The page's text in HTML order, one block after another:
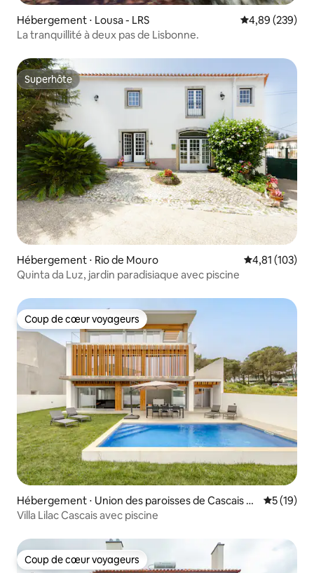
Hébergement ⋅ Lousa - LRS Évaluation
4,89 (239)
La tranquillité à deux pas de Lisbonne.
Superhôte
Superhôte
Hébergement ⋅ Rio de Mouro Évaluation
4,81 (103)
Quinta da Luz, jardin paradisiaque avec piscine
Coup de cœur voyageurs
Coup de cœur voyageurs
Hébergement ⋅ Union des paroisses de Cascais et
Estoril
5 (19)
Villa Lilac Cascais avec piscine
Coup de cœur voyageurs
Coup de cœur voyageurs